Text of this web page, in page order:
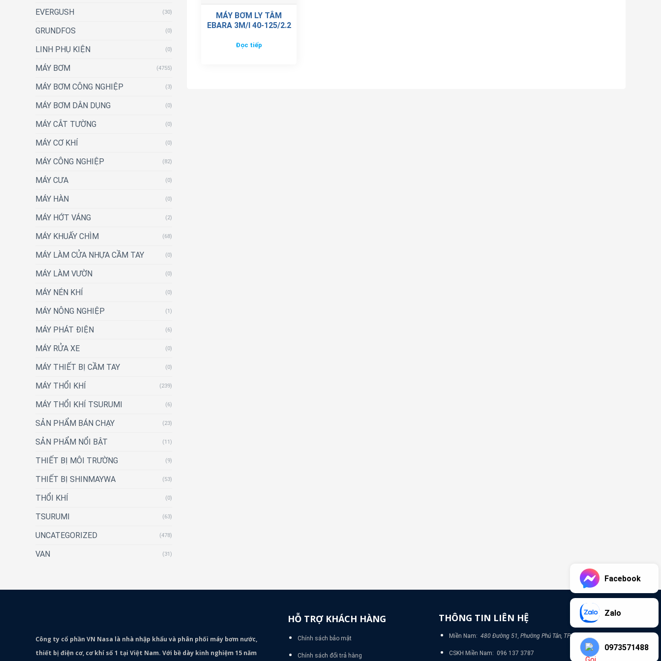
EVERGUSH (30)
GRUNDFOS (0)
LINH PHỤ KIỆN (0)
MÁY BƠM (4755)
MÁY BƠM CÔNG NGHIỆP (3)
MÁY BƠM DÂN DỤNG (0)
MÁY CẮT TƯỜNG (0)
MÁY CƠ KHÍ (0)
MÁY CÔNG NGHIỆP (82)
MÁY CƯA (0)
MÁY HÀN (0)
MÁY HỚT VÁNG (2)
MÁY KHUẤY CHÌM (68)
MÁY LÀM CỬA NHỰA CẦM TAY (0)
MÁY LÀM VƯỜN (0)
MÁY NÉN KHÍ (0)
MÁY NÔNG NGHIỆP (1)
MÁY PHÁT ĐIỆN (6)
MÁY RỬA XE (0)
MÁY THIẾT BỊ CẦM TAY (0)
MÁY THỔI KHÍ (239)
MÁY THỔI KHÍ TSURUMI (6)
SẢN PHẨM BÁN CHẠY (23)
SẢN PHẨM NỔI BẬT (11)
THIẾT BỊ MÔI TRƯỜNG (9)
THIẾT BỊ SHINMAYWA (53)
THỔI KHÍ (0)
TSURUMI (63)
UNCATEGORIZED (478)
VAN (31)
MÁY BƠM LY TÂM
EBARA 3M/I 40-125/2.2
Đọc tiếp
Công ty cổ phần VN Nasa là nhà nhập khẩu và phân phối máy bơm nước,
thiết bị điện cơ, cơ khí số 1 tại Việt Nam. Với bề dày kinh nghiệm 15 năm
HỖ TRỢ KHÁCH HÀNG
Chính sách bảo mật
Chính sách đổi trả hàng
THÔNG TIN LIÊN HỆ
Miền Nam: 480 Đường 51, Phường Phú Tân, TP Bình Dương
CSKH Miền Nam: 096 137 3787
Facebook
Zalo
0973571488